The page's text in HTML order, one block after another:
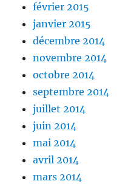
février 2015
janvier 2015
décembre 2014
novembre 2014
octobre 2014
septembre 2014
juillet 2014
juin 2014
mai 2014
avril 2014
mars 2014